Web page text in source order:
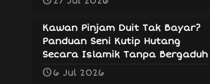
Kawan Pinjam Duit Tak Bayar?
Panduan Seni Kutip Hutang
Secara Islamik Tanpa Bergaduh
6 Jul 2026